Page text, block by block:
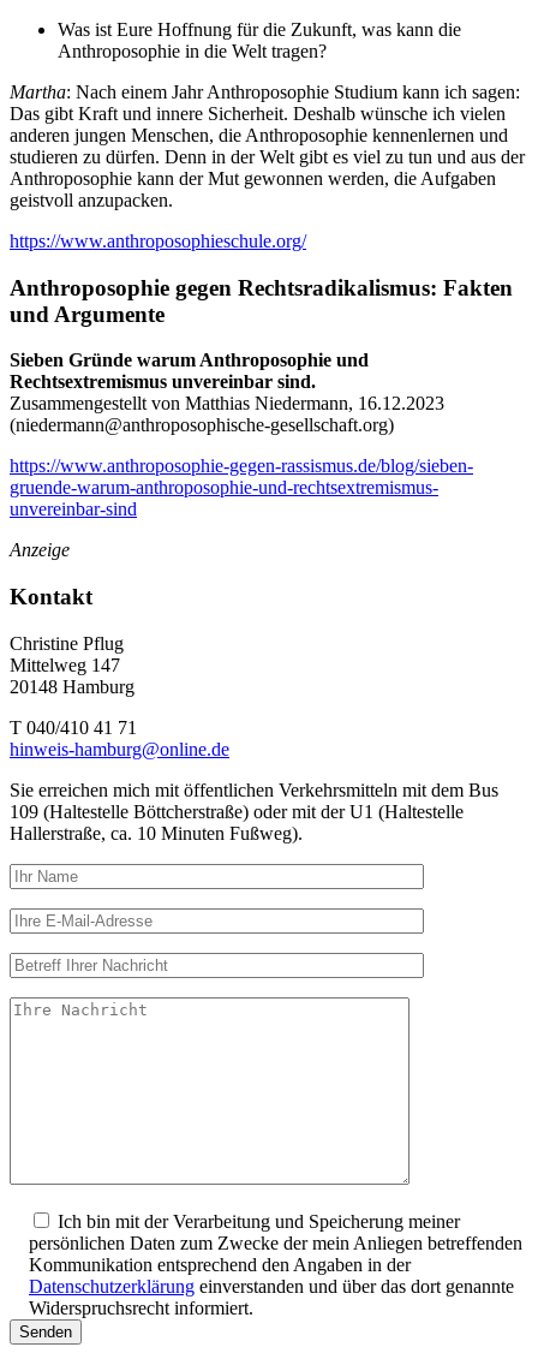
Was ist Eure Hoffnung für die Zukunft, was kann die
Anthroposophie in die Welt tragen?
Martha: Nach einem Jahr Anthroposophie Studium kann ich sagen:
Das gibt Kraft und innere Sicherheit. Deshalb wünsche ich vielen
anderen jungen Menschen, die Anthroposophie kennenlernen und
studieren zu dürfen. Denn in der Welt gibt es viel zu tun und aus der
Anthroposophie kann der Mut gewonnen werden, die Aufgaben
geistvoll anzupacken.
https://www.anthroposophieschule.org/
Anthroposophie gegen Rechtsradikalismus: Fakten
und Argumente
Sieben Gründe warum Anthroposophie und
Rechtsextremismus unvereinbar sind.
Zusammengestellt von Matthias Niedermann, 16.12.2023
(niedermann@anthroposophische-gesellschaft.org)
https://www.anthroposophie-gegen-rassismus.de/blog/sieben-
gruende-warum-anthroposophie-und-rechtsextremismus-
unvereinbar-sind
Anzeige
Kontakt
Christine Pflug
Mittelweg 147
20148 Hamburg
T 040/410 41 71
hinweis-hamburg@online.de
Sie erreichen mich mit öffentlichen Verkehrsmitteln mit dem Bus
109 (Haltestelle Böttcherstraße) oder mit der U1 (Haltestelle
Hallerstraße, ca. 10 Minuten Fußweg).
Ich bin mit der Verarbeitung und Speicherung meiner
persönlichen Daten zum Zwecke der mein Anliegen betreffenden
Kommunikation entsprechend den Angaben in der
Datenschutzerklärung einverstanden und über das dort genannte
Widerspruchsrecht informiert.